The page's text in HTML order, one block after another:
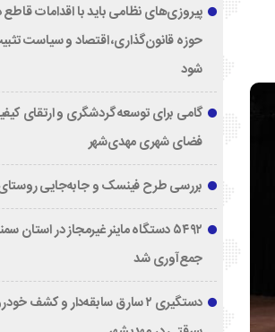
پیروزی‌های نظامی باید با اقدامات قاطع
حوزه قانون‌گذاری، اقتصاد و سیاست
شود
گامی برای توسعه گردشگری و ارتقای
فضای شهری مهدی‌شهر
بررسی طرح فینسک و جابه‌جایی
۵۴۹۲ دستگاه ماینر غیرمجاز در استان
جمع‌آوری شد
دستگیری ۲ سارق سابقه‌دار و کشف